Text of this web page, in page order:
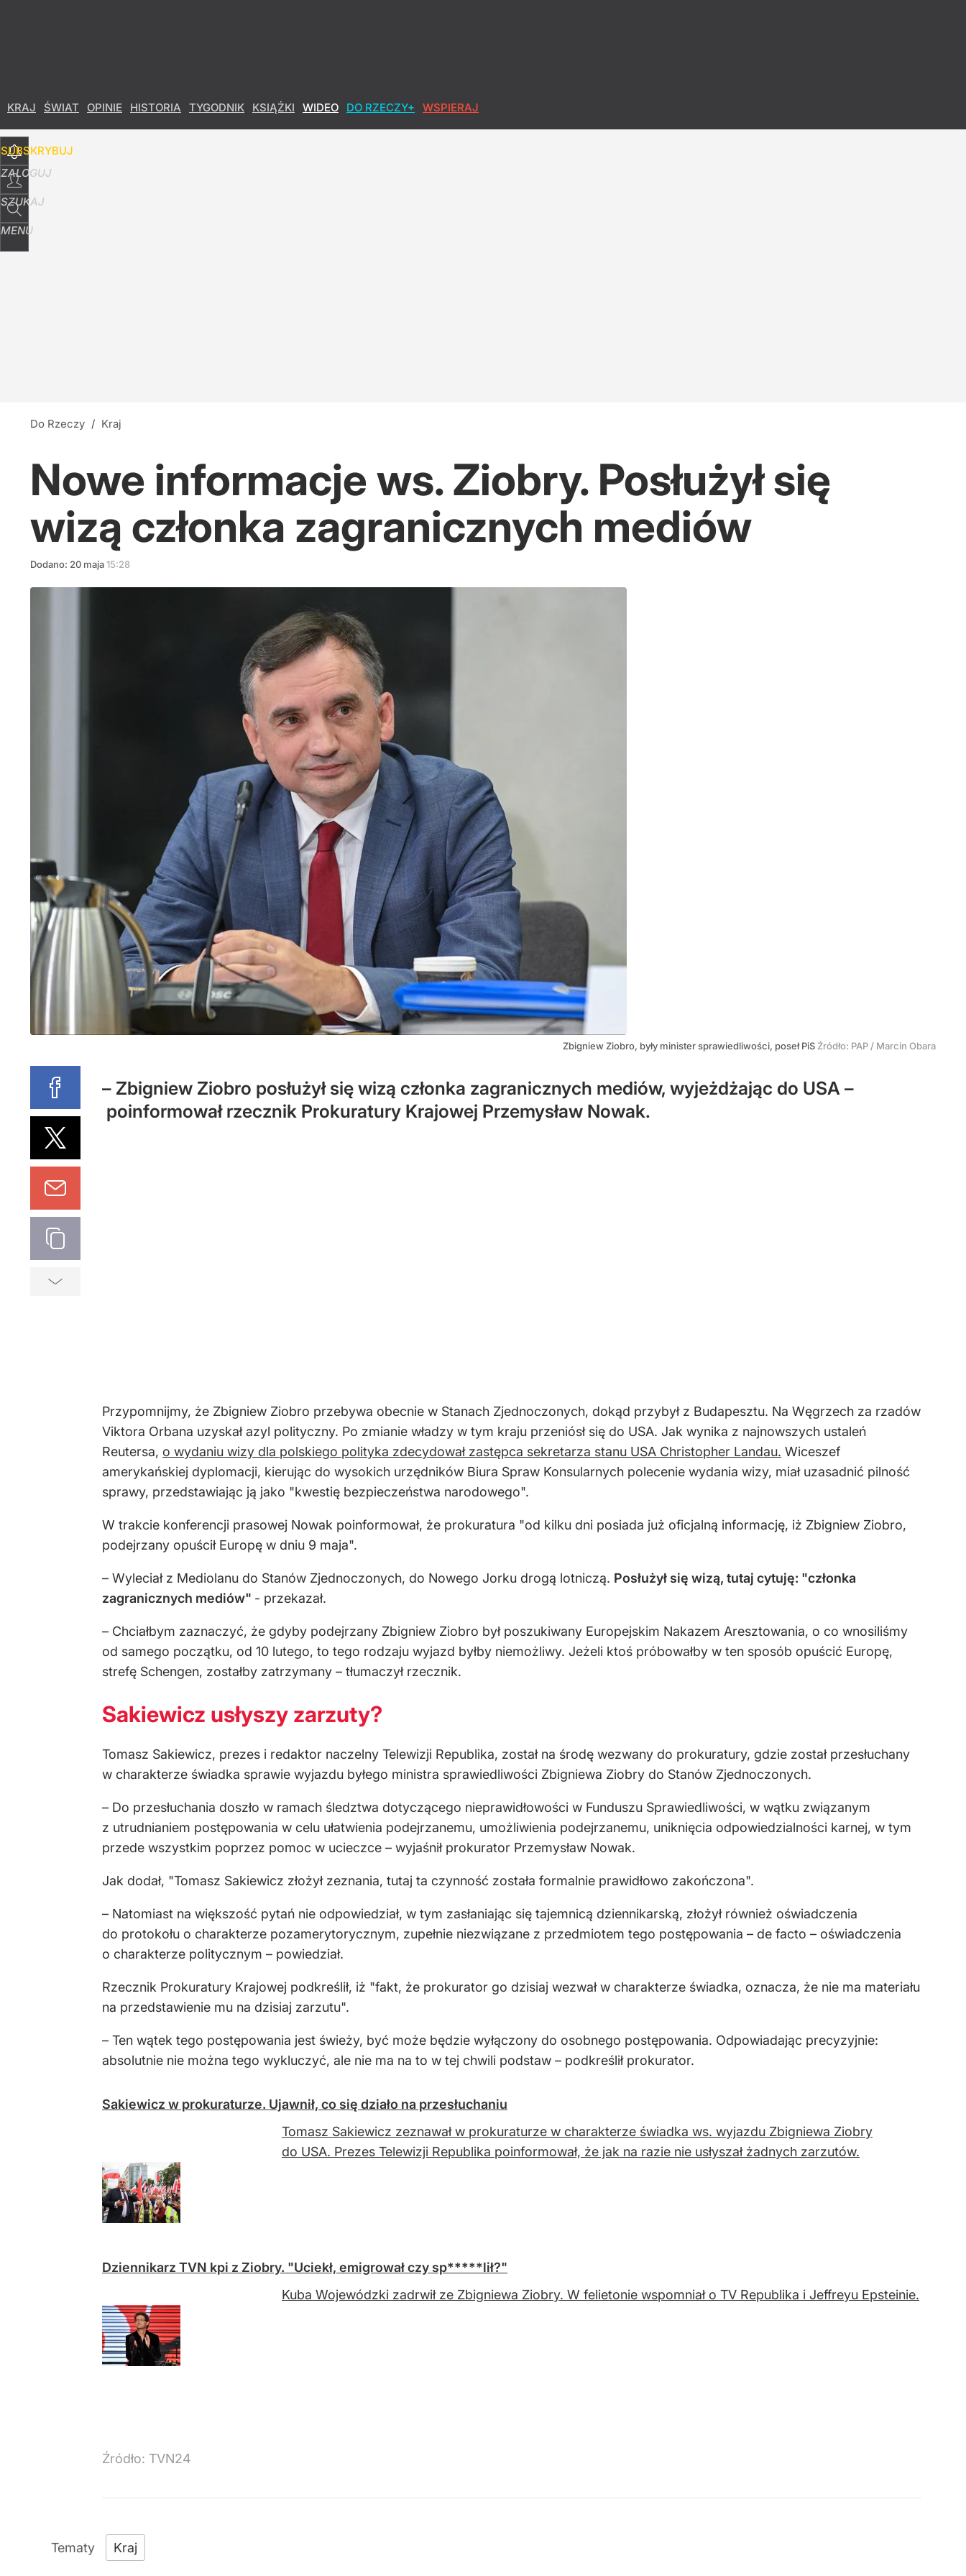
KRAJ ŚWIAT OPINIE HISTORIA TYGODNIK KSIĄŻKI WIDEO DO RZECZY+ WSPIERAJ
SUBSKRYBUJ
ZALOGUJ
SZUKAJ
MENU
Do Rzeczy / Kraj
Nowe informacje ws. Ziobry. Posłużył się
wizą członka zagranicznych mediów
Dodano: 20 maja15:28
Zbigniew Ziobro, były minister sprawiedliwości, poseł PiS Źródło: PAP / Marcin Obara
– Zbigniew Ziobro posłużył się wizą członka zagranicznych mediów, wyjeżdżając do USA –
poinformował rzecznik Prokuratury Krajowej Przemysław Nowak.
Przypomnijmy, że Zbigniew Ziobro przebywa obecnie w Stanach Zjednoczonych, dokąd przybył z Budapesztu. Na Węgrzech za rzadów
Viktora Orbana uzyskał azyl polityczny. Po zmianie władzy w tym kraju przeniósł się do USA. Jak wynika z najnowszych ustaleń
Reutersa, o wydaniu wizy dla polskiego polityka zdecydował zastępca sekretarza stanu USA Christopher Landau. Wiceszef
amerykańskiej dyplomacji, kierując do wysokich urzędników Biura Spraw Konsularnych polecenie wydania wizy, miał uzasadnić pilność
sprawy, przedstawiając ją jako "kwestię bezpieczeństwa narodowego".
W trakcie konferencji prasowej Nowak poinformował, że prokuratura "od kilku dni posiada już oficjalną informację, iż Zbigniew Ziobro,
podejrzany opuścił Europę w dniu 9 maja".
– Wyleciał z Mediolanu do Stanów Zjednoczonych, do Nowego Jorku drogą lotniczą. Posłużył się wizą, tutaj cytuję: "członka
zagranicznych mediów" - przekazał.
– Chciałbym zaznaczyć, że gdyby podejrzany Zbigniew Ziobro był poszukiwany Europejskim Nakazem Aresztowania, o co wnosiliśmy
od samego początku, od 10 lutego, to tego rodzaju wyjazd byłby niemożliwy. Jeżeli ktoś próbowałby w ten sposób opuścić Europę,
strefę Schengen, zostałby zatrzymany – tłumaczył rzecznik.
Sakiewicz usłyszy zarzuty?
Tomasz Sakiewicz, prezes i redaktor naczelny Telewizji Republika, został na środę wezwany do prokuratury, gdzie został przesłuchany
w charakterze świadka sprawie wyjazdu byłego ministra sprawiedliwości Zbigniewa Ziobry do Stanów Zjednoczonych.
– Do przesłuchania doszło w ramach śledztwa dotyczącego nieprawidłowości w Funduszu Sprawiedliwości, w wątku związanym
z utrudnianiem postępowania w celu ułatwienia podejrzanemu, umożliwienia podejrzanemu, uniknięcia odpowiedzialności karnej, w tym
przede wszystkim poprzez pomoc w ucieczce – wyjaśnił prokurator Przemysław Nowak.
Jak dodał, "Tomasz Sakiewicz złożył zeznania, tutaj ta czynność została formalnie prawidłowo zakończona".
– Natomiast na większość pytań nie odpowiedział, w tym zasłaniając się tajemnicą dziennikarską, złożył również oświadczenia
do protokołu o charakterze pozamerytorycznym, zupełnie niezwiązane z przedmiotem tego postępowania – de facto – oświadczenia
o charakterze politycznym – powiedział.
Rzecznik Prokuratury Krajowej podkreślił, iż "fakt, że prokurator go dzisiaj wezwał w charakterze świadka, oznacza, że nie ma materiału
na przedstawienie mu na dzisiaj zarzutu".
– Ten wątek tego postępowania jest świeży, być może będzie wyłączony do osobnego postępowania. Odpowiadając precyzyjnie:
absolutnie nie można tego wykluczyć, ale nie ma na to w tej chwili podstaw – podkreślił prokurator.
Sakiewicz w prokuraturze. Ujawnił, co się działo na przesłuchaniu
Tomasz Sakiewicz zeznawał w prokuraturze w charakterze świadka ws. wyjazdu Zbigniewa Ziobry
do USA. Prezes Telewizji Republika poinformował, że jak na razie nie usłyszał żadnych zarzutów.
Dziennikarz TVN kpi z Ziobry. "Uciekł, emigrował czy sp*****lił?"
Kuba Wojewódzki zadrwił ze Zbigniewa Ziobry. W felietonie wspomniał o TV Republika i Jeffreyu Epsteinie.
Źródło: TVN24
Kraj